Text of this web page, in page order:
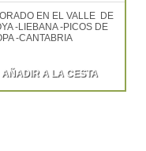
EN EL VALLE DE
-LIEBANA -PICOS DE
-CANTABRIA
AÑADIR A LA CESTA